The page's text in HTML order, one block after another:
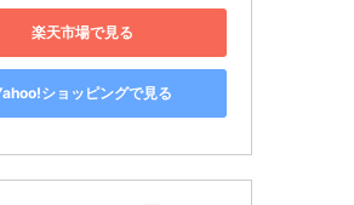
楽天市場で見る
ショッピングで見る